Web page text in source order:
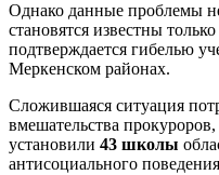
Однако данные проблемы
становятся известны
подтверждается гибелью
Меркенском районах.
Сложившаяся ситуация
вмешательства
установили 43 школы
антисоциального